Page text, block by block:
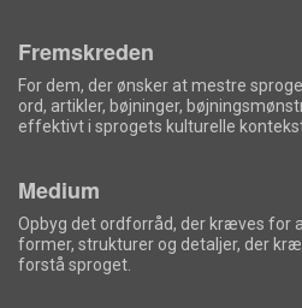
Fremskreden
For dem, der ønsker at mestre
ord, artikler, bøjninger,
effektivt i sprogets kulturelle
Medium
Opbyg det ordforråd, der kræves for
former, strukturer og detaljer, der
forstå sproget.